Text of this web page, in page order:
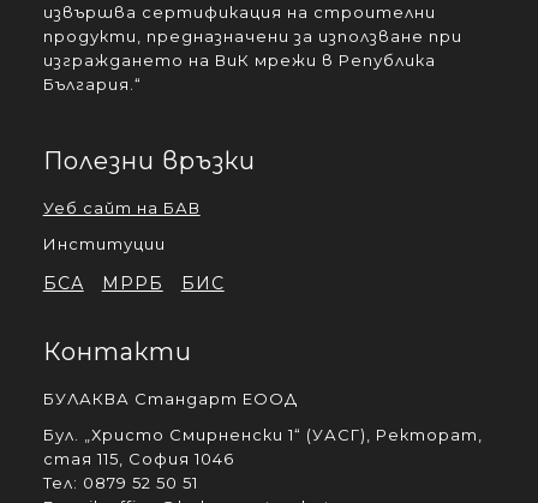
извършва сертификация на строителни
продукти, предназначени за използване при
изграждането на ВиК мрежи в Република
България.“
Полезни връзки
Уеб сайт на БАВ
Институции
БСА МРРБ БИС
Контакти
БУЛАКВА Стандарт ЕООД
Бул. „Христо Смирненски 1“ (УАСГ), Ректорат,
стая 115, София 1046
Тел: 0879 52 50 51